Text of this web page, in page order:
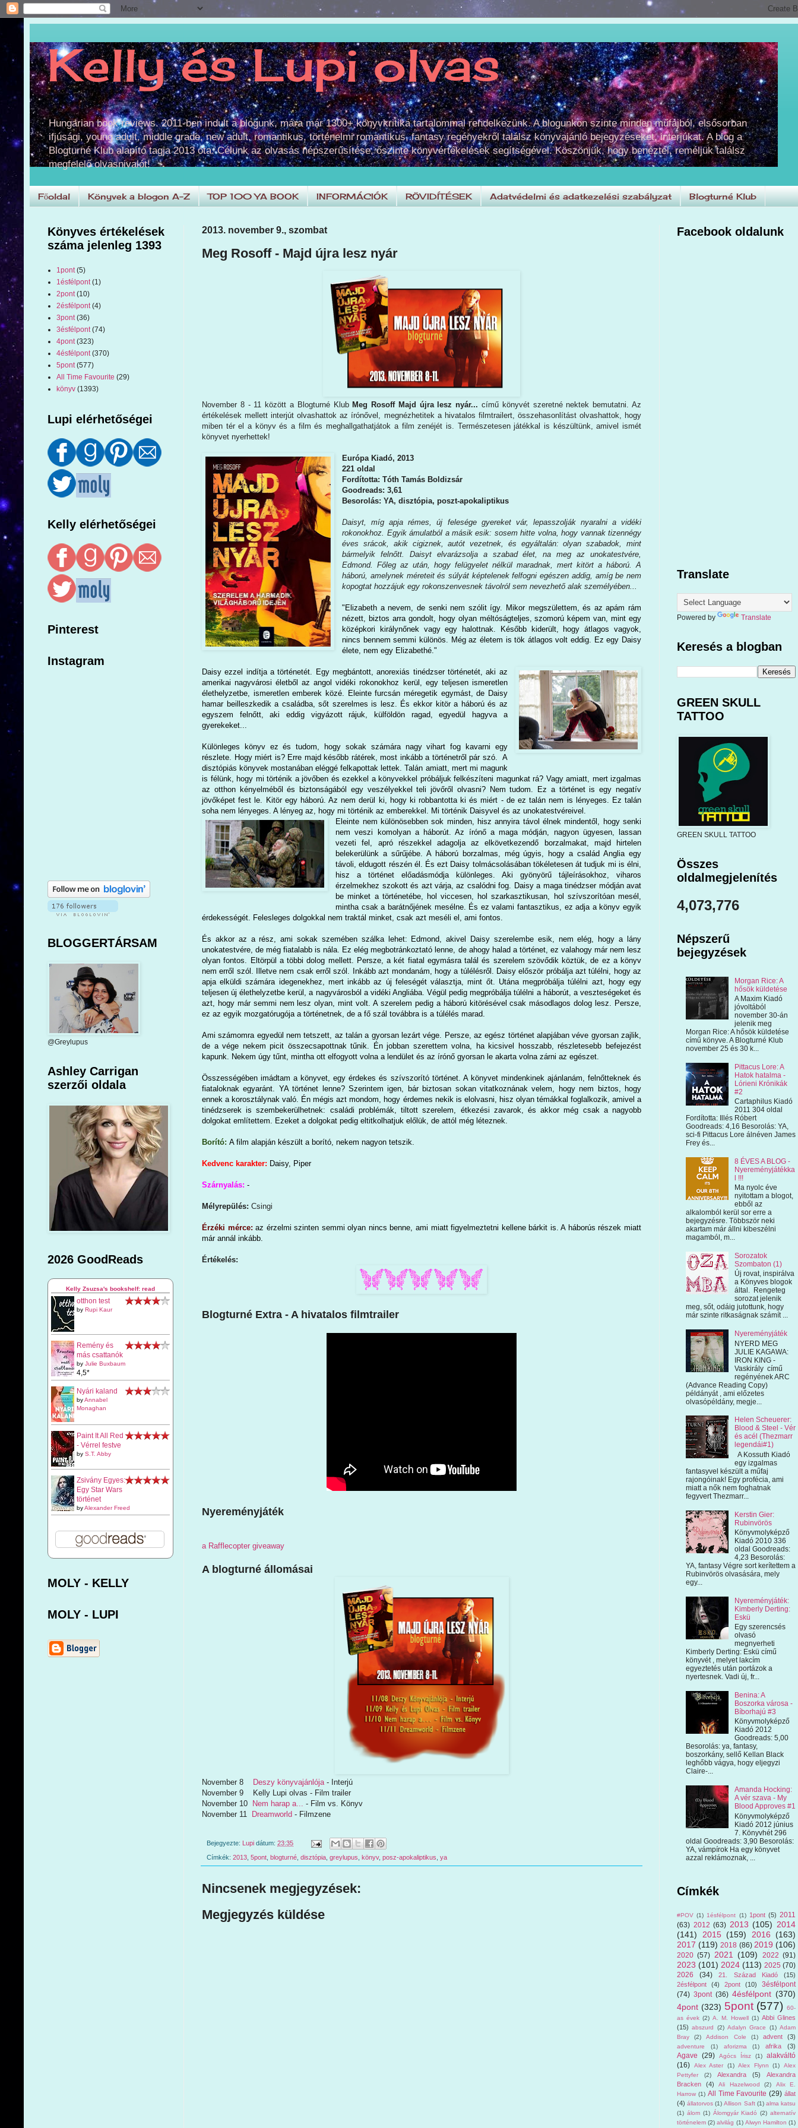
Kelly és Lupi olvas
Hungarian book reviews. 2011-ben indult a blogunk, mára már 1300+ könyvkritika tartalommal rendelkezünk. A blogunkon szinte minden műfajból, elsősorban
ifjúsági, young adult, middle grade, new adult, romantikus, történelmi romantikus, fantasy regényekről találsz könyvajánló bejegyzéseket, interjúkat. A blog a
Blogturné Klub alapító tagja 2013 óta. Célunk az olvasás népszerűsítése, őszinte könyvértékelések segítségével. Köszönjük, hogy benéztél, reméljük találsz
megfelelő olvasnivalót!
Főoldal Könyvek a blogon A-Z TOP 100 YA BOOK INFORMÁCIÓK RÖVIDÍTÉSEK Adatvédelmi és adatkezelési szabályzat Blogturné Klub
2013. november 9., szombat
Meg Rosoff - Majd újra lesz nyár
November 8 - 11 között a Blogturné Klub Meg Rosoff Majd újra lesz nyár... című könyvét szeretné nektek bemutatni. Az
értékelések mellett interjút olvashattok az írónővel, megnézhetitek a hivatalos filmtrailert, összehasonlítást olvashattok, hogy
miben tér el a könyv és a film és meghallgathatjátok a film zenéjét is. Természetesen játékkal is készültünk, amivel ismét
könyvet nyerhettek!
Európa Kiadó, 2013
221 oldal
Fordította: Tóth Tamás Boldizsár
Goodreads: 3,61
Besorolás: YA, disztópia, poszt-apokaliptikus
Daisyt, míg apja rémes, új felesége gyereket vár, lepasszolják nyaralni a vidéki
rokonokhoz. Egyik ámulatból a másik esik: sosem hitte volna, hogy vannak tizennégy
éves srácok, akik cigiznek, autót vezetnek, és egyáltalán: olyan szabadok, mint
bármelyik felnőtt. Daisyt elvarázsolja a szabad élet, na meg az unokatestvére,
Edmond. Főleg az után, hogy felügyelet nélkül maradnak, mert kitört a háború. A
háború, amelynek méreteit és súlyát képtelenek felfogni egészen addig, amíg be nem
kopogtat hozzájuk egy rokonszenvesnek távolról sem nevezhető alak személyében...
"Elizabeth a nevem, de senki nem szólit így. Mikor megszülettem, és az apám rám
nézett, biztos arra gondolt, hogy olyan méltóságteljes, szomorú képem van, mint egy
középkori királynőnek vagy egy halottnak. Később kiderült, hogy átlagos vagyok,
nincs bennem semmi különös. Még az életem is tök átlagos volt eddig. Ez egy Daisy
élete, nem egy Elizabethé."
Daisy ezzel indítja a történetét. Egy megbántott, anorexiás tinédzser történetét, aki az
amerikai nagyvárosi életből az angol vidéki rokonokhoz kerül, egy teljesen ismeretlen
élethelyzetbe, ismeretlen emberek közé. Eleinte furcsán méregetik egymást, de Daisy
hamar beilleszkedik a családba, sőt szerelmes is lesz. És ekkor kitör a háború és az
egyszem felnőtt, aki eddig vigyázott rájuk, külföldön ragad, egyedül hagyva a
gyerekeket...
Különleges könyv ez és tudom, hogy sokak számára nagy vihart fog kavarni egy
részlete. Hogy miért is? Erre majd később rátérek, most inkább a történetről pár szó. A
disztópiás könyvek mostanában eléggé felkapottak lettek. Talán amiatt, mert mi magunk
is félünk, hogy mi történik a jövőben és ezekkel a könyvekkel próbáljuk felkészíteni magunkat rá? Vagy amiatt, mert izgalmas
az otthon kényelméből és biztonságából egy veszélyekkel teli jövőről olvasni? Nem tudom. Ez a történet is egy negatív
jövőképet fest le. Kitör egy háború. Az nem derül ki, hogy ki robbantotta ki és miért - de ez talán nem is lényeges. Ez talán
soha nem lényeges. A lényeg az, hogy mi történik az emberekkel. Mi történik Daisyvel és az unokatestvéreivel.
Eleinte nem különösebben sok minden, hisz annyira távol élnek mindentől, hogy senki
nem veszi komolyan a háborút. Az írónő a maga módján, nagyon ügyesen, lassan
vezeti fel, apró részekkel adagolja az elkövetkezendő borzalmakat, majd hirtelen
belekerülünk a sűrűjébe. A háború borzalmas, még úgyis, hogy a család Anglia egy
távoli, eldugott részén él. És ezt Daisy tolmácsolásában tökéletesen át tudjuk mi is élni,
hisz a történet előadásmódja különleges.Aki gyönyörű tájleírásokhoz, viharos
érzelmekhez szokott és azt várja, az csalódni fog.
Daisy a maga tinédzser módján avat
be minket a történetébe, hol viccesen, hol szarkasztikusan, hol szívszorítóan mesél,
mintha csak a barátnőjének mesélne. És ez valami fantasztikus, ez adja a könyv egyik
érdekességét. Felesleges dolgokkal nem traktál minket, csak azt meséli el, ami fontos.
És akkor az a rész, ami sokak szemében szálka lehet: Edmond, akivel Daisy szerelembe esik, nem elég, hogy a lány
unokatestvére, de még fiatalabb is nála. Ez elég megbotránkoztató lenne, de ahogy halad a történet, ez valahogy már nem lesz
olyan fontos. Eltörpül a többi dolog mellett. Persze, a két fiatal egymásra talál és szerelem szövődik köztük, de ez a könyv
nem erről szól. Illetve nem csak erről szól. Inkább azt mondanám, hogy a túlélésről. Daisy először próbálja azt túlélni, hogy az
apja elküldi számára idegenekhez, mert inkább az új feleségét választja, mint őt. Utána megpróbálja túlélni azt, hogy egy
teljesen új élethelyzetbe kerül, a nagyvárosból a vidéki Angliába. Végül pedig megpróbálja túlélni a háborút, a veszteségeket és
azt, hogy már semmi nem lesz olyan, mint volt. A szerelem pedig a háború kitörésével csak másodlagos dolog lesz. Persze,
ez az egyik mozgatórugója a történetnek, de a fő szál továbbra is a túlélés marad.
Ami számomra egyedül nem tetszett, az talán a gyorsan lezárt vége. Persze, az egész történet alapjában véve gyorsan zajlik,
de a vége nekem picit összecsapottnak tűnik. Én jobban szerettem volna, ha kicsivel hosszabb, részletesebb befejezést
kapunk. Nekem úgy tűnt, mintha ott elfogyott volna a lendület és az írónő gyorsan le akarta volna zárni az egészet.
Összességében imádtam a könyvet, egy érdekes és szívszorító történet. A könyvet mindenkinek ajánlanám, felnőtteknek és
fiataloknak egyaránt. YA történet lenne? Szerintem igen, bár biztosan sokan vitatkoznának velem, hogy nem biztos, hogy
ennek a korosztálynak való. Én mégis azt mondom, hogy érdemes nekik is elolvasni, hisz olyan témákkal foglalkozik, amivel a
tinédzserek is szembekerülhetnek: családi problémák, tiltott szerelem, étkezési zavarok, és akkor még csak a nagyobb
dolgokat említettem. Ezeket a dolgokat pedig eltitkolhatjuk előlük, de attól még léteznek.
Borító: A film alapján készült a borító, nekem nagyon tetszik.
Kedvenc karakter: Daisy, Piper
Szárnyalás: -
Mélyrepülés: Csingi
Érzéki mérce:az érzelmi szinten semmi olyan nincs benne, ami miatt figyelmeztetni kellene bárkit is. A háborús részek miatt
már annál inkább.
Értékelés:
Blogturné Extra - A hivatalos filmtrailer
Nyereményjáték
a Rafflecopter giveaway
A blogturné állomásai
November 8 Deszy könyvajánlója - Interjú
November 9 Kelly Lupi olvas - Film trailer
November 10
Nem harap a...
- Film vs. Könyv
November 11
Dreamworld - Filmzene
Bejegyezte: Lupi dátum: 23:35
Címkék: 2013 5pont blogturné disztópia greylupus könyv, posz-apokaliptikus ya
Nincsenek megjegyzések:
Megjegyzés küldése
Könyves értékelések
száma jelenleg 1393
1pont (5)
1ésfélpont (1)
2pont (10)
2ésfélpont (4)
3pont (36)
3ésfélpont (74)
4pont (323)
4ésfélpont (370)
5pont (577)
All Time Favourite (29)
könyv (1393)
Lupi elérhetőségei
Kelly elérhetőségei
Pinterest
Instagram
BLOGGERTÁRSAM
@Greylupus
Ashley Carrigan
szerzői oldala
2026 GoodReads
Kelly Zsuzsa's bookshelf: read
otthon test
by Rupi Kaur
Remény és
más csattanók
by Julie Buxbaum
4,5*
Nyári kaland
byAnnabel
Monaghan
Paint It All Red
- Vérrel festve
by S.T. Abby
Zsivány Egyes:
Egy Star Wars
történet
byAlexander Freed
MOLY - KELLY
MOLY - LUPI
Facebook oldalunk
Translate
Powered by Translate
Keresés a blogban
GREEN SKULL
TATTOO
GREEN SKULL TATTOO
Összes
oldalmegjelenítés
4,073,776
Népszerű
bejegyzések
Morgan Rice: A
hősök küldetése
A Maxim Kiadó
jóvoltából
november 30-án
jelenik meg
Morgan Rice: A hősök küldetése
című könyve. A Blogturné Klub
november 25 és 30 k...
Pittacus Lore: A
Hatok hatalma -
Lórieni Krónikák
#2
Cartaphilus Kiadó
2011 304 oldal
Fordította: Illés Róbert
Goodreads: 4,16 Besorolás: YA,
sci-fi Pittacus Lore álnéven James
Frey és...
8 ÉVES A BLOG -
Nyereményjátékka
l !!!
Ma nyolc éve
nyitottam a blogot,
ebből az
alkalomból kerül sor erre a
bejegyzésre. Többször neki
akartam már állni kibeszélni
magamból, m...
Sorozatok
Szombaton (1)
Új rovat, inspirálva
a Könyves blogok
által. Rengeteg
sorozat jelenik
meg, sőt, odáig jutottunk, hogy
már szinte ritkaságnak számít ...
Nyereményjáték
NYERD MEG
JULIE KAGAWA:
IRON KING -
Vaskirály című
regényének ARC
(Advance Reading Copy)
példányát , ami előzetes
olvasópéldány, megje...
Helen Scheuerer:
Blood & Steel - Vér
és acél (Thezmarr
legendái#1)
A Kossuth Kiadó
egy izgalmas
fantasyvel készült a műfaj
rajongóinak! Egy profécia, ami
miatt a nők nem foghatnak
fegyvert Thezmarr...
Kerstin Gier:
Rubinvörös
Könyvmolyképző
Kiadó 2010 336
oldal Goodreads:
4,23 Besorolás:
YA, fantasy Végre sort kerítettem a
Rubinvörös olvasására, mely
egy...
Nyereményjáték:
Kimberly Derting:
Eskü
Egy szerencsés
olvasó
megnyerheti
Kimberly Derting: Eskü című
könyvét , melyet lakcím
egyeztetés után portázok a
nyertesnek. Vadi új, fr...
Benina: A
Boszorka városa -
Bíborhajú #3
Könyvmolyképző
Kiadó 2012
Goodreads: 5,00
Besorolás: ya, fantasy,
boszorkány, sellő Kellan Black
leghőbb vágya, hogy eljegyzi
Claire-...
Amanda Hocking:
A vér szava - My
Blood Approves #1
Könyvmolyképző
Kiadó 2012 június
7. Könyvhét 296
oldal Goodreads: 3,90 Besorolás:
YA, vámpírok Ha egy könyvet
azzal reklámoznak, ...
Címkék
#POV (1) 1ésfélpont (1) 1pont (5) 2011
(63) 2012 (63) 2013 (105) 2014
(141)
2015 (159) 2016
(163)
2017 (119) 2018 (86) 2019 (106)
2020 (57) 2021 (109) 2022 (91)
2023 (101) 2024 (113) 2025 (70)
2026
(34) 21. Század Kiadó
(15)
2ésfélpont
(4) 2pont (10)
3ésfélpont
(74) 3pont (36) 4ésfélpont (370)
4pont (323) 5pont (577) 60-
as évek (2) A. M. Howell (1) Abbi Glines
(15) abszurd (2) Adalyn Grace (1) Adam
Bray
(2) Addison Cole (1) advent (3)
adventure (1) aforizma (1) afrika (3)
Agave (29) Agócs Írisz (1)
alakváltó
(16)
Alex Aster (1) Alex Flynn (1)
Alex
Pettyfer
(2) Alexandra (5)
Alexandra
Bracken
(4) Ali Hazelwood (2)
Alix E.
Harrow (1) All Time Favourite (29) állat
(4) állatorvos (1) Allison Saft (1) alma katsu
(1) álom (1) Álomgyár Kiadó (2) alternatív
történelem (2) alvilág (1) Alwyn Hamilton (1)